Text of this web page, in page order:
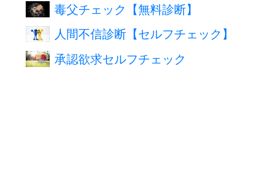
毒父チェック【無料診断】
人間不信診断【セルフチェック】
承認欲求セルフチェック